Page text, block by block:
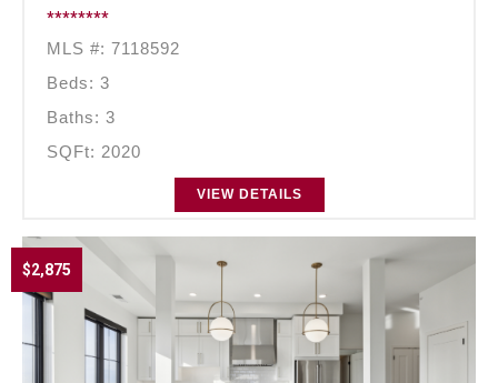
********
MLS #: 7118592
Beds: 3
Baths: 3
SQFt: 2020
VIEW DETAILS
$2,875